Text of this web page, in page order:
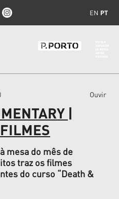
EN PT
Ouvir
|
mesa do mês de
traz os filmes
do curso “Death &